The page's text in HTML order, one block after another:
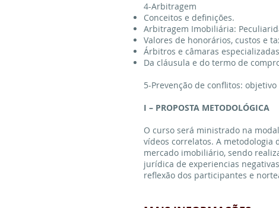
4-Arbitragem
Conceitos e definições.
Arbitragem Imobiliária:
Valores de honorários, custos e
Árbitros e câmaras
Da cláusula e do termo de
5-Prevenção de conflitos:
I – PROPOSTA METODOLÓGICA
O curso será ministrado na
vídeos correlatos. A
mercado imobiliário, sendo
jurídica de experiencias
reflexão dos participantes e